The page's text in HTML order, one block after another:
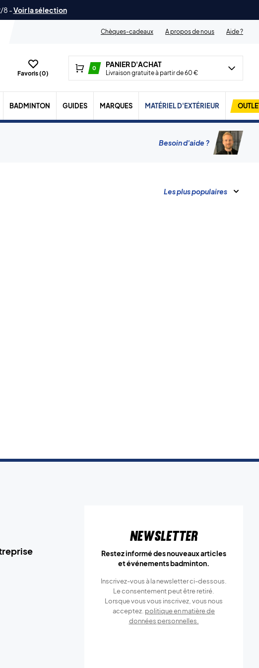
8 -Voir la sélection
Chèques-cadeaux
A propos de nous Aide ?
Favoris (0)
0 PANIER D'ACHAT
Livraison gratuite à partir de 60 €
BADMINTON GUIDES MARQUES MATÉRIEL D'EXTÉRIEUR
Besoin d'aide ?
Les plus populaires
Newsletter
Restez informé des nouveaux articles
et événements badminton.
Inscrivez-vous à la newsletter ci-dessous.
Le consentement peut être retiré.
Lorsque vous vous inscrivez, vous nous
acceptez. politique en matière de
données personnelles.